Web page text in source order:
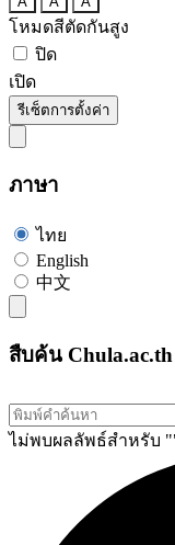
โหมดสีตัดกันสูง
ปิด
เปิด
รีเซ็ตการตั้งค่า
ภาษา
ไทย
English
中文
สืบค้น Chula.ac.th
ไม่พบผลลัพธ์สำหรับ "